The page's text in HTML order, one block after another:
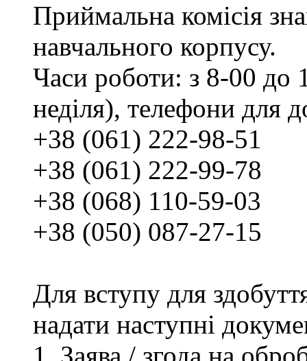
Приймальна комісія
навчального корпусу.
Часи роботи: з 8-00 до
неділя), телефони для
+38 (061) 222-98-51
+38 (061) 222-99-78
+38 (068) 110-59-03
+38 (050) 087-27-15
Для вступу для
надати наступні